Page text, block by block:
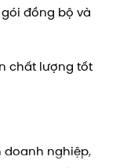
đồng bộ và
chất lượng tốt
doanh nghiệp,